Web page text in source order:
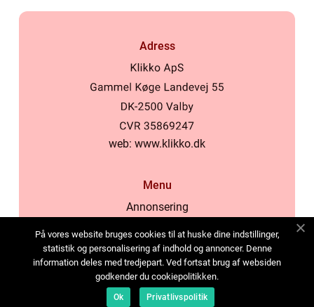
Adress
web: www.klikko.dk
Menu
Annonsering
Cookies
Kontakta oss
Sitemap
På vores website bruges cookies til at huske dine indstillinger,
statistik og personalisering af indhold og annoncer. Denne
information deles med tredjepart. Ved fortsat brug af websiden
godkender du cookiepolitikken.
Ok Privatlivspolitik